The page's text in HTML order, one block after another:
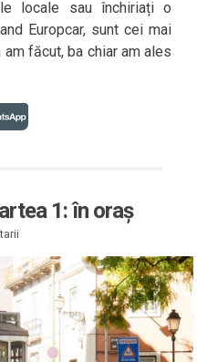
locale sau închiriați o
Europcar, sunt cei mai
făcut, ba chiar am ales
1: în oraș